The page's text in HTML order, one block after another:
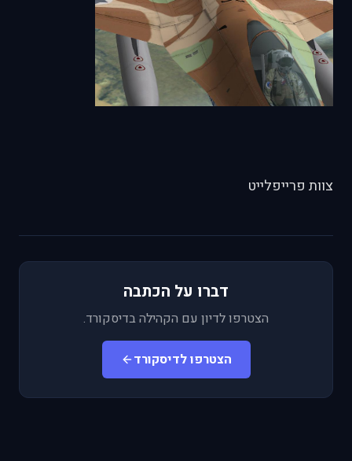
צוות פרייפלייט
דברו על הכתבה
הצטרפו לדיון עם הקהילה בדיסקורד.
הצטרפו לדיסקורד